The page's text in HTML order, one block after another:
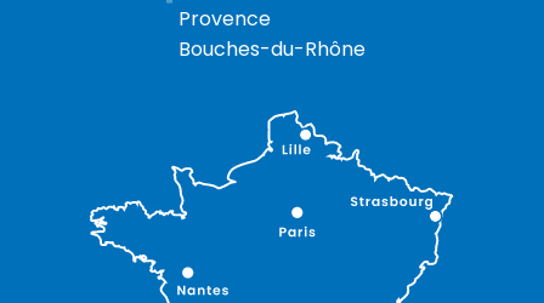
Provence
Bouches-du-Rhône